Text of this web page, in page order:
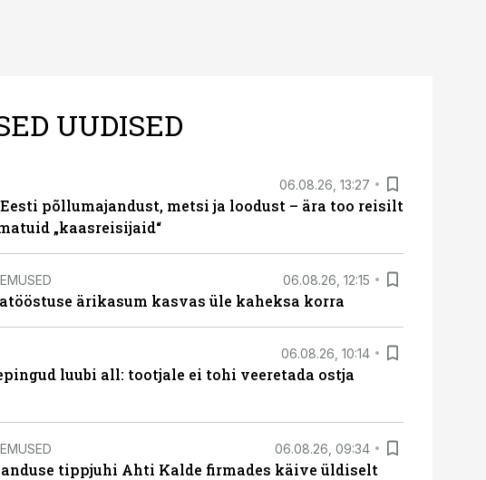
UUDISED
06.08.26, 13:27
põllumajandust, metsi ja loodust – ära too reisilt
„kaasreisijaid“
06.08.26, 12:15
ärikasum kasvas üle kaheksa korra
06.08.26, 10:14
luubi all: tootjale ei tohi veeretada ostja
06.08.26, 09:34
tippjuhi Ahti Kalde firmades käive üldiselt